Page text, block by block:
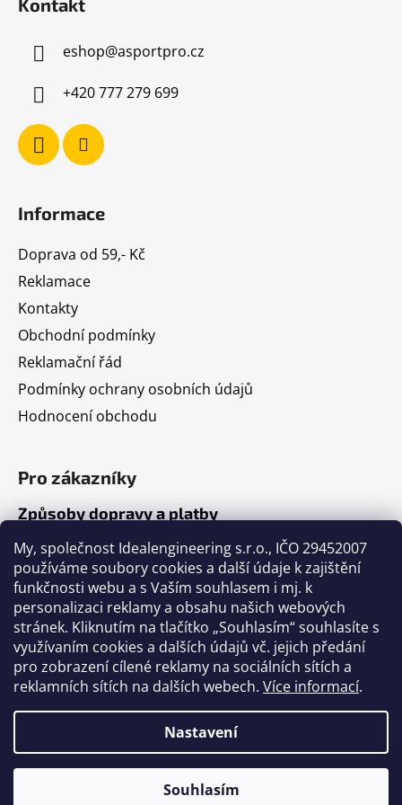
My, společnost Idealengineering s.r.o., IČO 29452007
používáme soubory cookies a další údaje k zajištění
funkčnosti webu a s Vaším souhlasem i mj. k
personalizaci reklamy a obsahu našich webových
stránek. Kliknutím na tlačítko „Souhlasím“ souhlasíte s
využívaním cookies a dalších údajů vč. jejich předání
pro zobrazení cílené reklamy na sociálních sítích a
reklamních sítích na dalších webech. Více informací.
Nastavení
Souhlasím
eshop@asportpro.cz
+420 777 279 699
Informace
Doprava od 59,- Kč
Reklamace
Kontakty
Obchodní podmínky
Reklamační řád
Podmínky ochrany osobních údajů
Hodnocení obchodu
Pro zákazníky
Způsoby dopravy a platby
Jak nakupovat
Články
Výběr volejbalového míče
Výběr fotbalového míče
Tabulka velikostí míčů
Vytvořil Shoptet
ASPORTPRO